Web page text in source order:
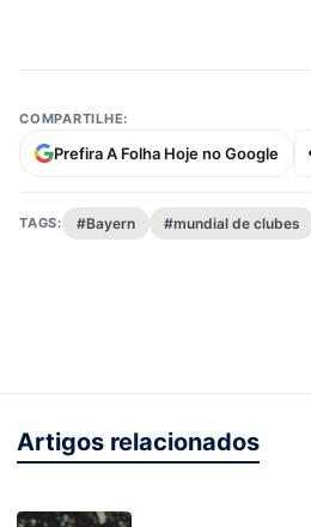
COMPARTILHE:
Prefira A Folha Hoje no Google
TAGS: #Bayern #mundial de clubes
Artigos relacionados